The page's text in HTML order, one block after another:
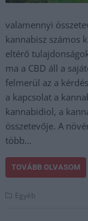
valamennyi
kannabisz számos
eltérő
ma a CBD áll a
felmerül az a
a kapcsolat a
kannabidiol, a
összetevője. A
több…
TOVÁBB OLVASOM
Egyéb